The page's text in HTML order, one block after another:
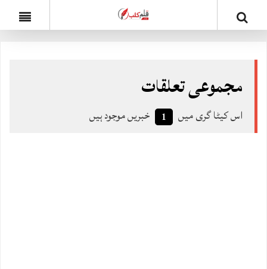
مجموعی تعلقات
اس کیٹا گری میں 1 خبریں موجود ہیں